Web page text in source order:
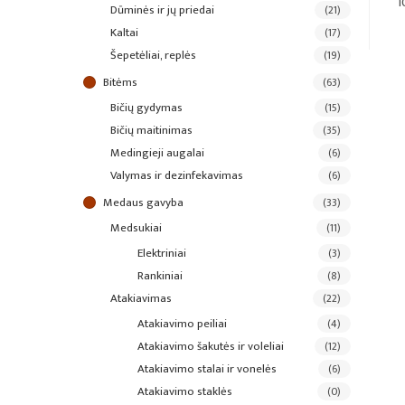
dūminės ir jų priedai (21)
kaltai (17)
šepetėliai, replės (19)
bitėms (63)
bičių gydymas (15)
bičių maitinimas (35)
medingieji augalai (6)
valymas ir dezinfekavimas (6)
medaus gavyba (33)
medsukiai (11)
elektriniai (3)
rankiniai (8)
atakiavimas (22)
atakiavimo peiliai (4)
atakiavimo šakutės ir voleliai (12)
atakiavimo stalai ir vonelės (6)
atakiavimo staklės (0)